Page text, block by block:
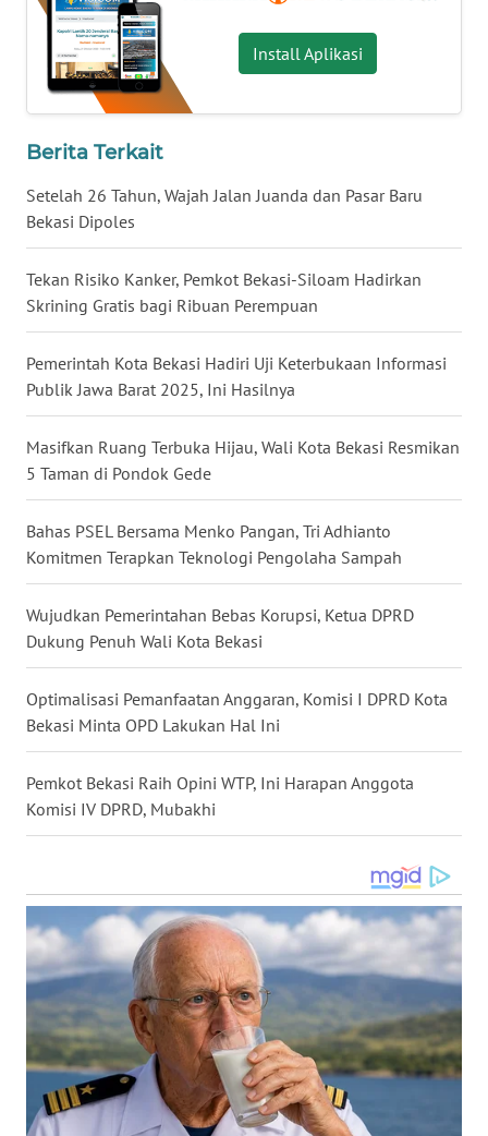
Install Aplikasi
Berita Terkait
Setelah 26 Tahun, Wajah Jalan Juanda dan Pasar Baru
Bekasi Dipoles
Tekan Risiko Kanker, Pemkot Bekasi-Siloam Hadirkan
Skrining Gratis bagi Ribuan Perempuan
Pemerintah Kota Bekasi Hadiri Uji Keterbukaan Informasi
Publik Jawa Barat 2025, Ini Hasilnya
Masifkan Ruang Terbuka Hijau, Wali Kota Bekasi Resmikan
5 Taman di Pondok Gede
Bahas PSEL Bersama Menko Pangan, Tri Adhianto
Komitmen Terapkan Teknologi Pengolaha Sampah
Wujudkan Pemerintahan Bebas Korupsi, Ketua DPRD
Dukung Penuh Wali Kota Bekasi
Optimalisasi Pemanfaatan Anggaran, Komisi I DPRD Kota
Bekasi Minta OPD Lakukan Hal Ini
Pemkot Bekasi Raih Opini WTP, Ini Harapan Anggota
Komisi IV DPRD, Mubakhi
LANGKAT
WN
TAPANULI
SELATAN
TANJUNG
LESUNG
WN
KARO
SIMALUNGUN
LABUHANBATU
TAPANULI
TENGAH
WN DELI
SERDANG
WN
TEBING
WN
KARAWANG
WN
BEKASI
WN
BOGOR
WN